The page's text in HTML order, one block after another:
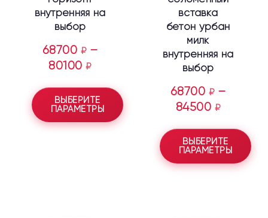
внутренняя на
выбор
68700 ₽ –
80100₽
ВЫБЕРИТЕ
ПАРАМЕТРЫ
вставка
бетон урбан
милк
внутренняя на
выбор
68700 ₽ –
84500 ₽
ВЫБЕРИТЕ
ПАРАМЕТРЫ